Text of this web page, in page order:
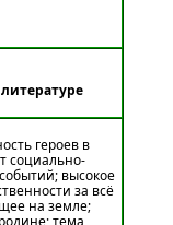
героев в
социально-
высокое
за всё
на земле;
тема